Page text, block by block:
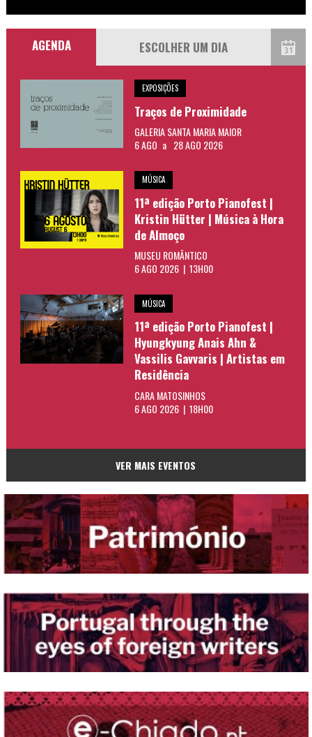
AGENDA
EXPOSIÇÕES
Traços de Proximidade
GALERIA SANTA MARIA MAIOR
6 AGO a 28 AGO 2026
MÚSICA
11ª edição Porto Pianofest |
Kristin Hütter | Música à Hora
de Almoço
MUSEU ROMÂNTICO
6 AGO 2026 | 13H00
MÚSICA
11ª edição Porto Pianofest |
Hyungkyung Anais Ahn &
Vassilis Gavvaris | Artistas em
Residência
CARA MATOSINHOS
6 AGO 2026 | 18H00
VER MAIS EVENTOS